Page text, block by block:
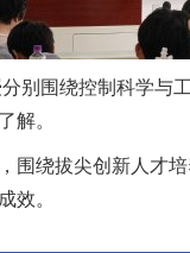
别围绕控制科学与
解。
围绕拔尖创新人才
效。